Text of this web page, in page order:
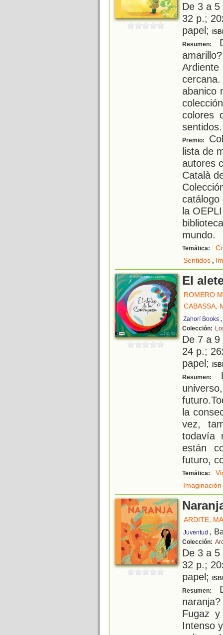
De 3 a
32 p.;
papel;
Resumen:
abanico
colores
Premio:
lista de
autores
Català
catálogo
la
mundo.
Temática:
Sentidos,
El
ROMERO
CABASSA,
Zahorí Books
Colección:
De 7 a
24 p.;
papel;
Resumen:
la
vez,
todavía
están
futuro,
Temática:
Imaginación
ARDITE,
Juventud ,
Colección:
De 3 a
32 p.;
papel;
Resumen:
Fugaz
Intenso